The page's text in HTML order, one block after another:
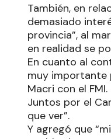
También, en
demasiado
provincia”, al
en realidad se
En cuanto al
muy importante
Macri con el
Juntos por el
que ver”.
Y agregó que